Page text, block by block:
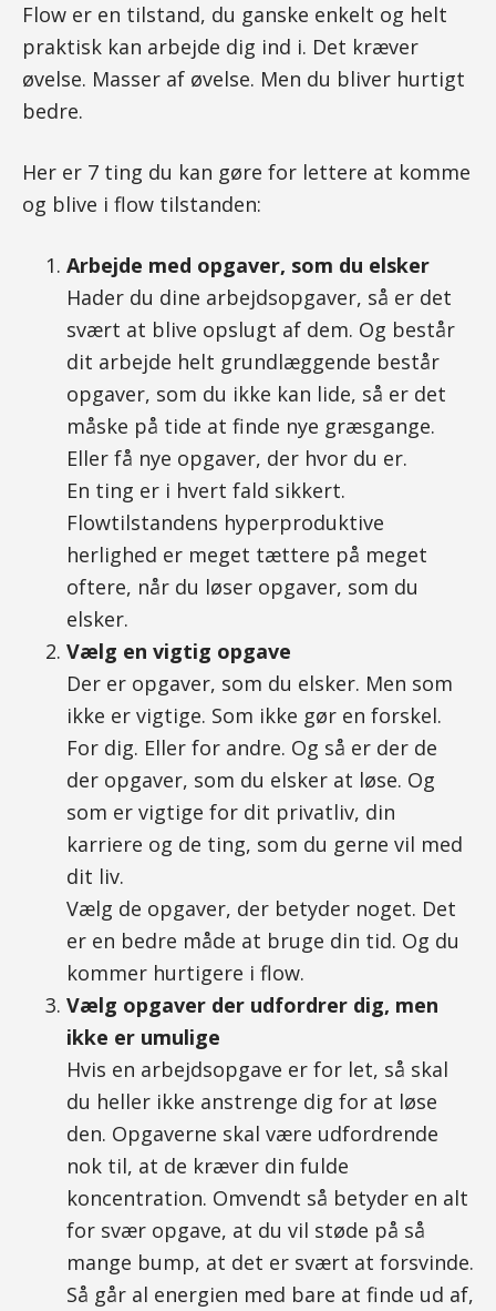
Flow er en tilstand, du ganske enkelt og helt
praktisk kan arbejde dig ind i. Det kræver
øvelse. Masser af øvelse. Men du bliver hurtigt
bedre.
Her er 7 ting du kan gøre for lettere at komme
og blive i flow tilstanden:
Arbejde med opgaver, som du elsker
Hader du dine arbejdsopgaver, så er det
svært at blive opslugt af dem. Og består
dit arbejde helt grundlæggende består
opgaver, som du ikke kan lide, så er det
måske på tide at finde nye græsgange.
Eller få nye opgaver, der hvor du er.
En ting er i hvert fald sikkert.
Flowtilstandens hyperproduktive
herlighed er meget tættere på meget
oftere, når du løser opgaver, som du
elsker.
Vælg en vigtig opgave
Der er opgaver, som du elsker. Men som
ikke er vigtige. Som ikke gør en forskel.
For dig. Eller for andre. Og så er der de
der opgaver, som du elsker at løse. Og
som er vigtige for dit privatliv, din
karriere og de ting, som du gerne vil med
dit liv.
Vælg de opgaver, der betyder noget. Det
er en bedre måde at bruge din tid. Og du
kommer hurtigere i flow.
Vælg opgaver der udfordrer dig, men
ikke er umulige
Hvis en arbejdsopgave er for let, så skal
du heller ikke anstrenge dig for at løse
den. Opgaverne skal være udfordrende
nok til, at de kræver din fulde
koncentration. Omvendt så betyder en alt
for svær opgave, at du vil støde på så
mange bump, at det er svært at forsvinde.
Så går al energien med bare at finde ud af,